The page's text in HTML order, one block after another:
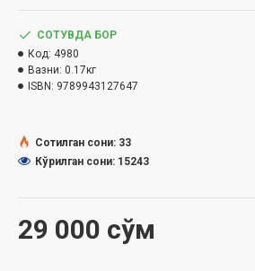
Нашриёт: «Shamsuddinxon Boboxonov»
Ҳажми: 176 бет
Сана:2024 йил
Муқоваси: юмшоқ
асосида нашрга
29 000 сўм
СОТУВДА БОР
Код: 4980
Вазни: 0.17кг
ISBN: 9789943127647
Сотилган сони: 33
Кўрилган сони: 15243